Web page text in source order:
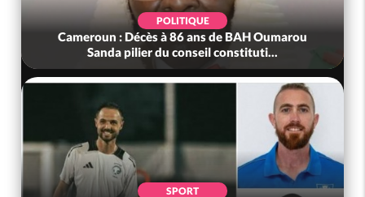
POLITIQUE
Cameroun : Décès à 86 ans de BAH Oumarou
Sanda pilier du conseil constituti...
SPORT